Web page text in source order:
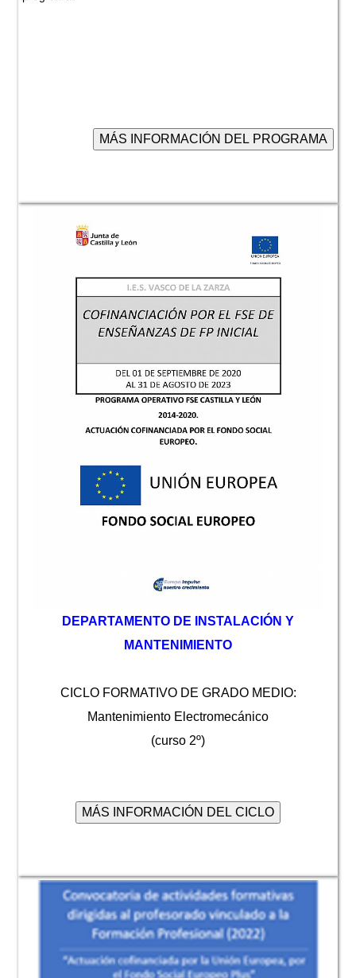
D EPARTAMENTO DE INSTALACIÓN Y
MANTENIMIENTO
CICLO FORMATIVO DE GRADO MEDIO:
Mantenimiento Electromecánico
(curso 2º)